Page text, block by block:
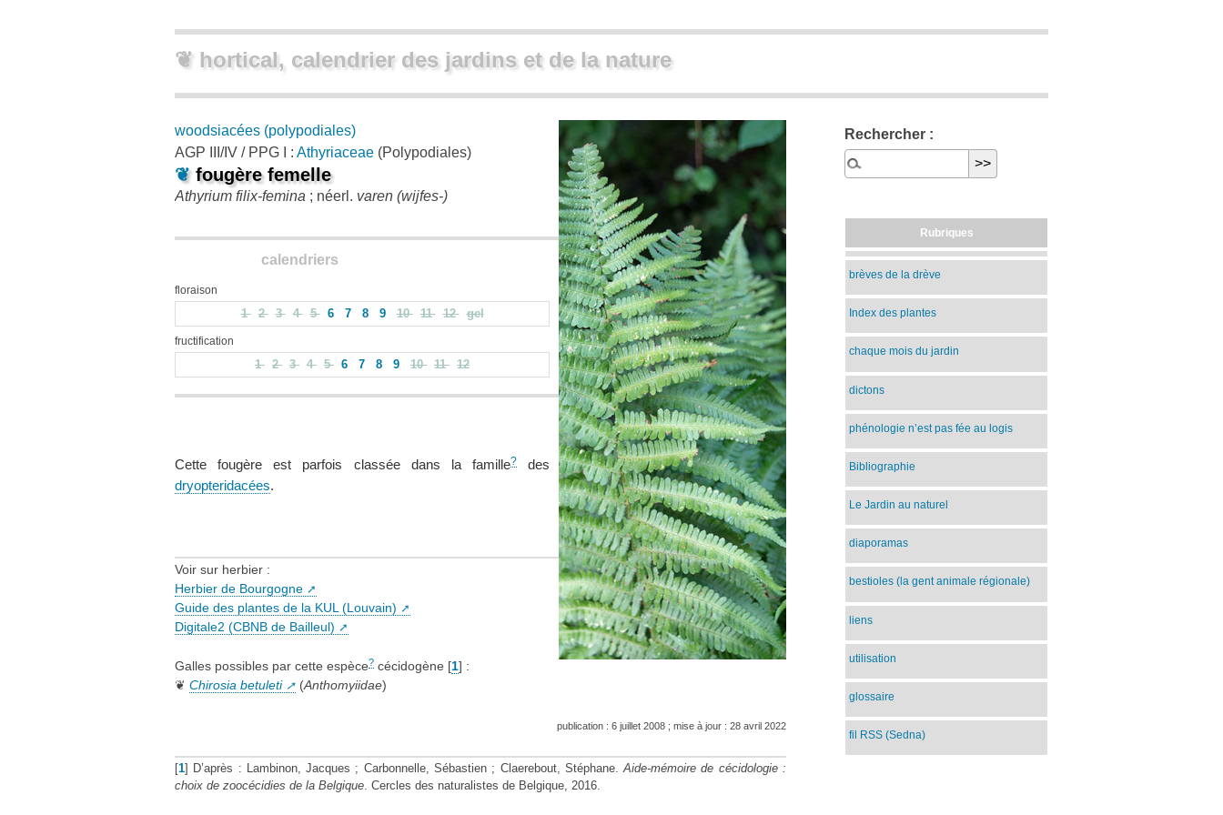
❦ hortical, calendrier des jardins et de la nature
woodsiacées (polypodiales)
AGP III/IV / PPG I : Athyriaceae (Polypodiales)
❦fougère femelle
Athyrium filix-femina ; néerl. varen (wijfes-)
calendriers
floraison
1 2 3 4 5 6 7 8 9 10 11 12 gel
fructification
1 2 3 4 5 6 7 8 9 10 11 12
Cette fougère est parfois classée dans la famille?des
dryopteridacées.
Voir sur herbier :
Herbier de Bourgogne
Guide des plantes de la KUL (Louvain)
Digitale2 (CBNB de Bailleul)
Galles possibles par cette espèce? cécidogène [1] :
❦ Chirosia betuleti (Anthomyiidae)
publication : 6 juillet 2008 ; mise à jour : 28 avril 2022
[1] D’après : Lambinon, Jacques ; Carbonnelle, Sébastien ; Claerebout, Stéphane.Aide-mémoire de cécidologie :
choix de zoocécidies de la Belgique. Cercles des naturalistes de Belgique, 2016.
Rechercher :
Rubriques
brèves de la drève
Index des plantes
chaque mois du jardin
dictons
phénologie n’est pas fée au logis
Bibliographie
Le Jardin au naturel
diaporamas
bestioles (la gent animale régionale)
liens
utilisation
glossaire
fil RSS (Sedna)